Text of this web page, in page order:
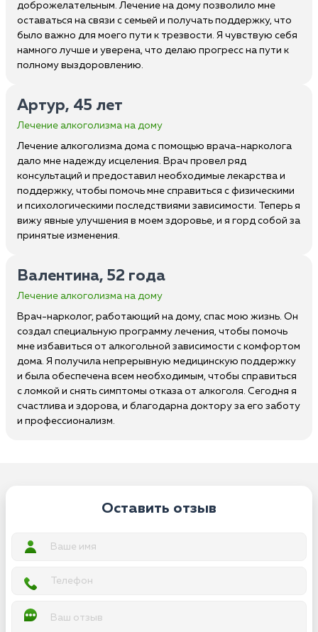
доброжелательным. Лечение на дому позволило мне
оставаться на связи с семьей и получать поддержку, что
было важно для моего пути к трезвости. Я чувствую себя
намного лучше и уверена, что делаю прогресс на пути к
полному выздоровлению.
Артур, 45 лет
Лечение алкоголизма на дому
Лечение алкоголизма дома с помощью врача-нарколога
дало мне надежду исцеления. Врач провел ряд
консультаций и предоставил необходимые лекарства и
поддержку, чтобы помочь мне справиться с физическими
и психологическими последствиями зависимости. Теперь я
вижу явные улучшения в моем здоровье, и я горд собой за
принятые изменения.
Валентина, 52 года
Лечение алкоголизма на дому
Врач-нарколог, работающий на дому, спас мою жизнь. Он
создал специальную программу лечения, чтобы помочь
мне избавиться от алкогольной зависимости с комфортом
дома. Я получила непрерывную медицинскую поддержку
и была обеспечена всем необходимым, чтобы справиться
с ломкой и снять симптомы отказа от алкоголя. Сегодня я
счастлива и здорова, и благодарна доктору за его заботу
и профессионализм.
Оставить отзыв